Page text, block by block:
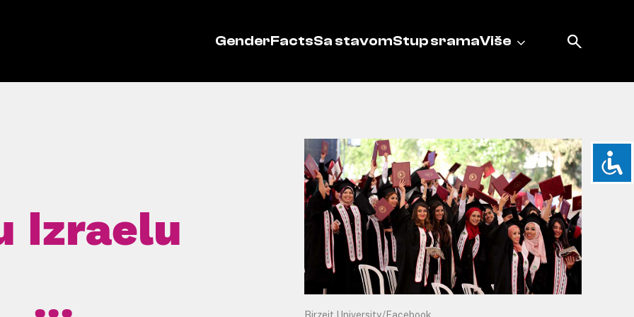
GenderFactsSa stavomStup sramaViše
Izraelu
Birzeit University/Facebook